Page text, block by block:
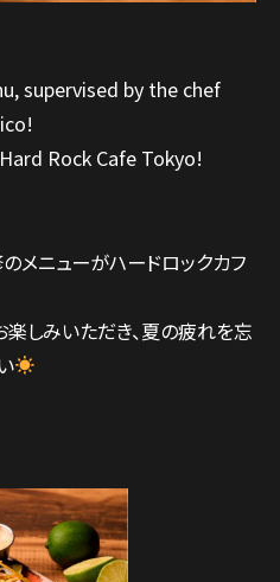
supervised by the chef
Rock Cafe Tokyo!
メニューがハードロックカフ
しみいただき、夏の疲れを忘